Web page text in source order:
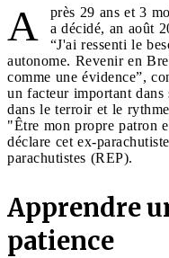
A
près 29 ans et 3
a décidé, an août
“J'ai ressenti le
autonome. Revenir en
comme une évidence”,
un facteur important dans
dans le terroir et le
"Être mon propre patron
déclare cet ex-
parachutistes (REP).
Apprendre
patience